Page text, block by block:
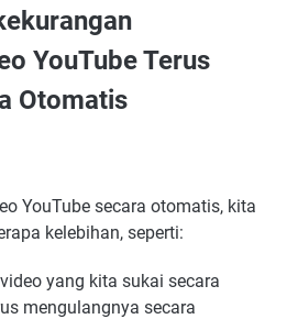
YouTube Terus
Otomatis
YouTube secara otomatis, kita
kelebihan, seperti:
yang kita sukai secara
mengulangnya secara